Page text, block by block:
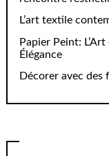
L’art textile
Papier Peint:
Élégance
Décorer avec